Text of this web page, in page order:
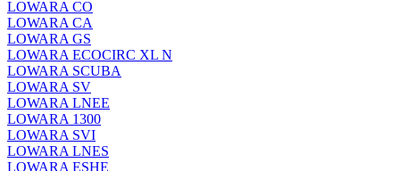
LOWARA CO
LOWARA CA
LOWARA GS
LOWARA ECOCIRC XL N
LOWARA SCUBA
LOWARA SV
LOWARA LNEE
LOWARA 1300
LOWARA SVI
LOWARA LNES
LOWARA ESHE